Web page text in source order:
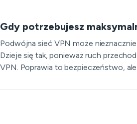
Gdy potrzebujesz
Podwójna sieć VPN może
Dzieje się tak, ponieważ ruch
VPN. Poprawia to bezpieczeństwo,